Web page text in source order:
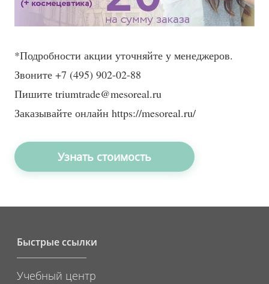
*Подробности акции уточняйте у менеджеров.
Звоните +7 (495) 902-02-88
Пишите triumtrade@mesoreal.ru
Заказывайте онлайн https://mesoreal.ru/
Узнать стоимость
Быстрые ссылки
Учебный центр